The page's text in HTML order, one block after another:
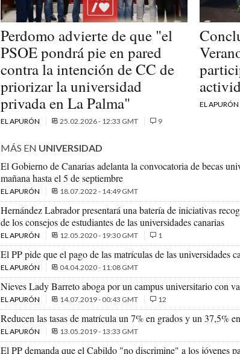
Perdomo advierte de que "el
PSOE pondrá pie en pared
contra la intención de CC de
priorizar la universidad
privada en La Palma"
EL APURÓN 25.02.2026 - 12:33 GMT 9
EL APURÓN
MÁS EN UNIVERSIDAD
El Gobierno de Canarias adelanta la convocatoria de becas
mañana hasta el 5 de septiembre
EL APURÓN 18.07.2022 - 14:49 GMT
Hernández Labrador presentará una batería de iniciativas
de los consejos de estudiantes de las universidades canarias
EL APURÓN 12.05.2020 - 19:30 GMT 1
El PP pide que el pago de las matrículas de las universidades
EL APURÓN 04.04.2020 - 11:08 GMT
Nieves Lady Barreto aboga por un campus universitario con
EL APURÓN 14.07.2019 - 00:43 GMT 12
Reducen las tasas de matrícula un 7% en grados y un 37,5%
EL APURÓN 13.05.2019 - 13:33 GMT
El PP demanda que el Cabildo "no discrimine" a los jóvenes